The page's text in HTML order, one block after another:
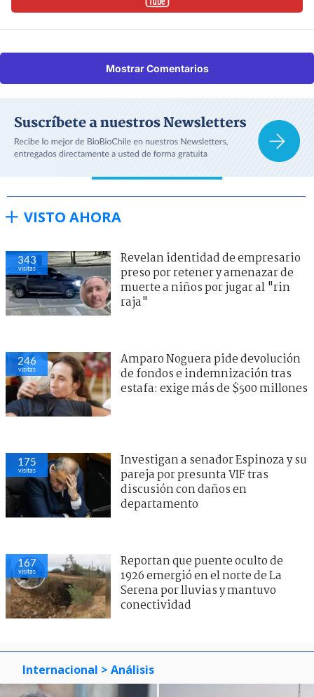
Mostrar Comentarios
VISTO AHORA
343
visitas
Revelan identidad de empresario
preso por retener y amenazar de
muerte a niños por jugar al "rin
raja"
246
visitas
Amparo Noguera pide devolución
de fondos e indemnización tras
estafa: exige más de $500 millones
175
visitas
Investigan a senador Espinoza y su
pareja por presunta VIF tras
discusión con daños en
departamento
167
visitas
Reportan que puente oculto de
1926 emergió en el norte de La
Serena por lluvias y mantuvo
conectividad
Internacional > Análisis